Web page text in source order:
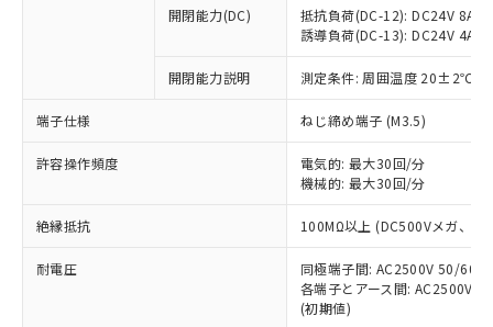
開閉能力(DC)
抵抗負荷(DC-12): DC24V 8A/
誘導負荷(DC-13): DC24V 4A/
開閉能力説明 測定条件: 周囲温度 20±2℃、
端子仕様 ねじ締め端子 (M3.5)
許容操作頻度
電気的: 最大30回/分
機械的: 最大30回/分
絶縁抵抗 100MΩ以上 (DC500Vメガ、点
耐電圧
同極端子間: AC2500V 50/
各端子とアース間: AC2500V
(初期値)
以下の条件をお読みいただき、同意のうえ
本サービスは、当社制御機器事業取扱
商品の当社在庫状況および標準価格
(税抜)を提供させていただくもので
当社制御機器事業取扱商品の中には、
本サービスの対象外となる商品もある
ことをご了承ください。
対応予定：EU RoHS指令（10物質）の非含
有に対応した製品に切り替える予定のある
対応予定なし：EU RoHS指令（10物質）の
非含有に非対応の商品で、対応品を出す予
調査・確認中：EU RoHS指令（10物質）の
非含有の対応状況を調査中または確認中の
非該当品：ライセンス料など無形物で、有
害物質有無と関係のない商品です。
仕入先様の事情により、非含有部品として
いたものが、含有品と判明した場合などや
「○」：最大均質材料含有率が中国RoHSの
「×」：最大均質材料含有率が中国RoHSの
基準値を超えていることを示します。
当社は、これら貴社製品のうち、外国